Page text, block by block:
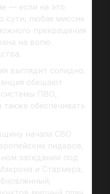
— если на это
сути, любая миссия
прекращения
на волю
выглядит солидно.
обещают
системы ПВО,
обеспечивать
начала СВО
лидеров,
заседании под
и Стармера,